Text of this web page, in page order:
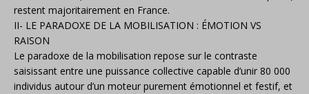
restent majoritairement en France.
II- LE PARADOXE DE LA MOBILISATION : ÉMOTION VS
RAISON
Le paradoxe de la mobilisation repose sur le contraste
saisissant entre une puissance collective capable d’unir 80 000
individus autour d’un moteur purement émotionnel et festif, et